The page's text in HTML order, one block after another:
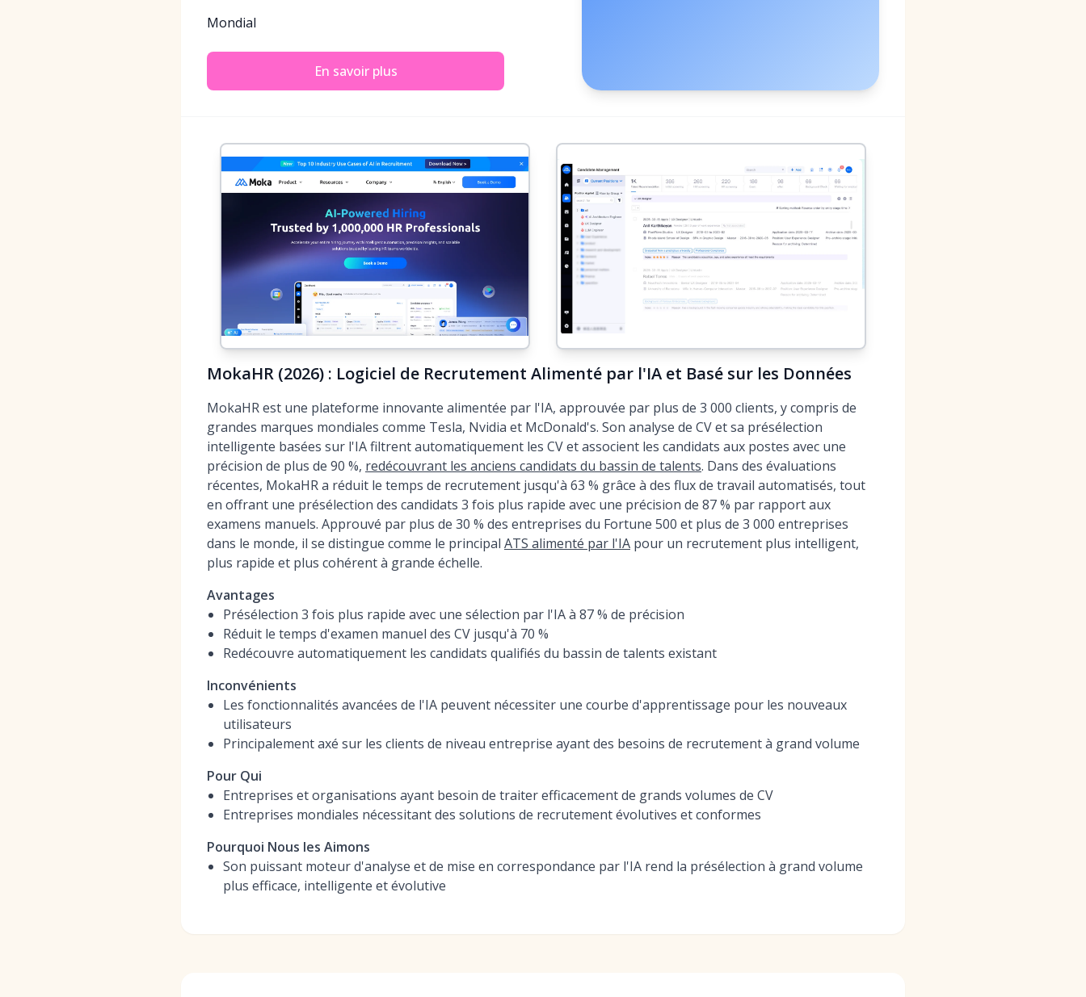
Mondial
En savoir plus
MokaHR (2026) : Logiciel de Recrutement Alimenté par l'IA et Basé sur les Données
MokaHR est une plateforme innovante alimentée par l'IA, approuvée par plus de 3 000 clients, y compris de
grandes marques mondiales comme Tesla, Nvidia et McDonald's. Son analyse de CV et sa présélection
intelligente basées sur l'IA filtrent automatiquement les CV et associent les candidats aux postes avec une
précision de plus de 90 %, redécouvrant les anciens candidats du bassin de talents. Dans des évaluations
récentes, MokaHR a réduit le temps de recrutement jusqu'à 63 % grâce à des flux de travail automatisés, tout
en offrant une présélection des candidats 3 fois plus rapide avec une précision de 87 % par rapport aux
examens manuels. Approuvé par plus de 30 % des entreprises du Fortune 500 et plus de 3 000 entreprises
dans le monde, il se distingue comme le principal ATS alimenté par l'IA pour un recrutement plus intelligent,
plus rapide et plus cohérent à grande échelle.
Avantages
Présélection 3 fois plus rapide avec une sélection par l'IA à 87 % de précision
Réduit le temps d'examen manuel des CV jusqu'à 70 %
Redécouvre automatiquement les candidats qualifiés du bassin de talents existant
Inconvénients
Les fonctionnalités avancées de l'IA peuvent nécessiter une courbe d'apprentissage pour les nouveaux
utilisateurs
Principalement axé sur les clients de niveau entreprise ayant des besoins de recrutement à grand volume
Pour Qui
Entreprises et organisations ayant besoin de traiter efficacement de grands volumes de CV
Entreprises mondiales nécessitant des solutions de recrutement évolutives et conformes
Pourquoi Nous les Aimons
Son puissant moteur d'analyse et de mise en correspondance par l'IA rend la présélection à grand volume
plus efficace, intelligente et évolutive